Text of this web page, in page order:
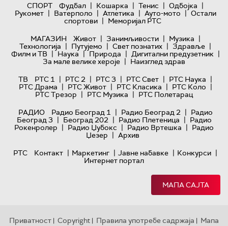
СПОРТ
Фудбал | Кошарка | Тенис | Одбојка |
Рукомет | Ватерполо | Атлетика | Ауто-мото | Остали
спортови | Меморијал РТС
МАГАЗИН
Живот | Занимљивости | Музика |
Технологијa | Путујемо | Свет познатих | Здравље |
Филм и ТВ | Наука | Природа | Дигитални предузетник |
За мале велике хероје | Наизглед здрав
ТВ
РТС 1 | РТС 2 | РТС 3 | РТС Свет | РТС Наука |
РТС Драма | РТС Живот | РТС Класика | РТС Коло |
РТС Трезор | РТС Музика | РТС Полетарац
РАДИО
Радио Београд 1 | Радио Београд 2 | Радио
Београд 3 | Београд 202 | Радио Плетеница | Радио
Рокенролер | Радио Џубокс | Радио Вртешка | Радио
Џезер | Архив
РТС
Контакт | Маркетинг | Јавне набавке | Конкурси |
Интернет портал
МАПА САЈТА
Приватност | Copyright | Правила употребе садржаја | Мапа